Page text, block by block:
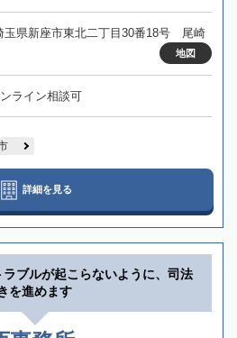
玉県新座市東北二丁目30番18号 尾崎
地図
ライン相談可
詳細を見る
ラブルが起こらないように、司法
を進めます